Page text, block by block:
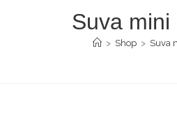
Suva mini
> Shop > Suva